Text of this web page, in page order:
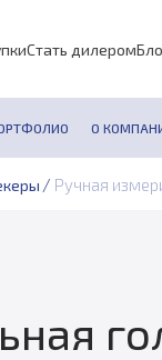
Стать дилером
О
/ Ручная